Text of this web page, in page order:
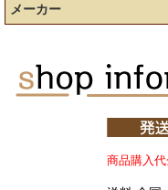
メーカー
商品購入